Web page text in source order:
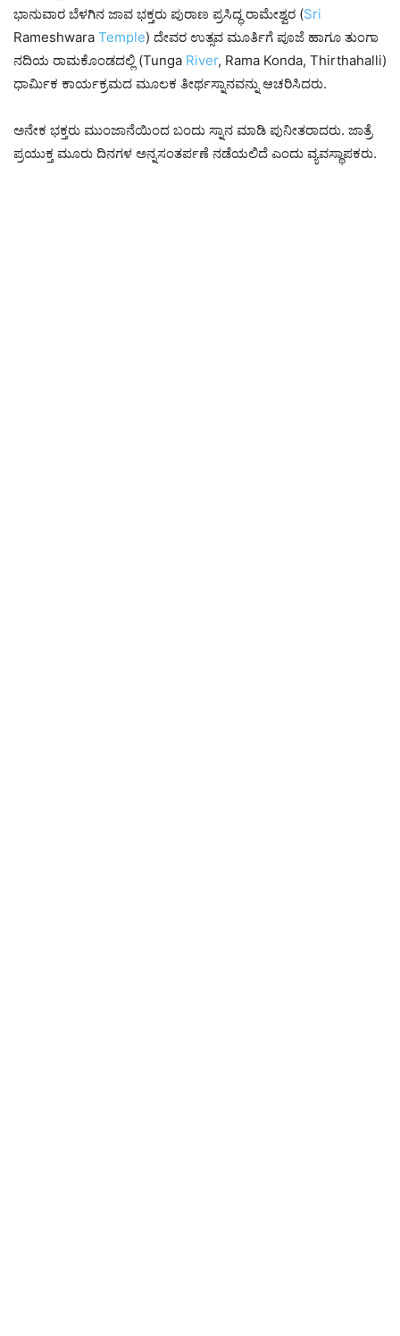
ಭಾನುವಾರ ಬೆಳಗಿನ ಜಾವ ಭಕ್ತರು ಪುರಾಣ ಪ್ರಸಿದ್ಧ ರಾಮೇಶ್ವರ (Sri
Rameshwara Temple) ದೇವರ ಉತ್ಸವ ಮೂರ್ತಿಗೆ ಪೂಜೆ ಹಾಗೂ ತುಂಗಾ
ನದಿಯ ರಾಮಕೊಂಡದಲ್ಲಿ (Tunga River, Rama Konda, Thirthahalli)
ಧಾರ್ಮಿಕ ಕಾರ್ಯಕ್ರಮದ ಮೂಲಕ ತೀರ್ಥಸ್ನಾನವನ್ನು ಆಚರಿಸಿದರು.
ಅನೇಕ ಭಕ್ತರು ಮುಂಜಾನೆಯಿಂದ ಬಂದು ಸ್ನಾನ ಮಾಡಿ ಪುನೀತರಾದರು. ಜಾತ್ರೆ
ಪ್ರಯುಕ್ತ ಮೂರು ದಿನಗಳ ಅನ್ನಸಂತರ್ಪಣೆ ನಡೆಯಲಿದೆ ಎಂದು ವ್ಯವಸ್ಥಾಪಕರು.